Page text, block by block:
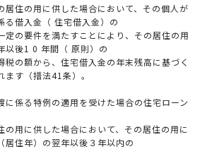
居住の用に供した場合において、その個人が
る借入金（ 住宅借入金）の
定の要件を満たすことにより、その居住の用
以後1 0 年間（ 原則）の
税の額から、住宅借入金の年末残高に基づく
す（措法41条）。
に係る特例の適用を受けた場合の住宅ローン
の用に供した場合において、その居住の用に
居住年）の翌年以後３年以内の